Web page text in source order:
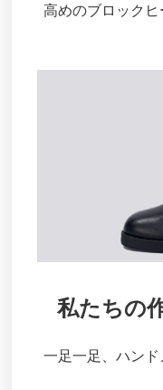
高めのブロック
私たちの
一足一足、ハン